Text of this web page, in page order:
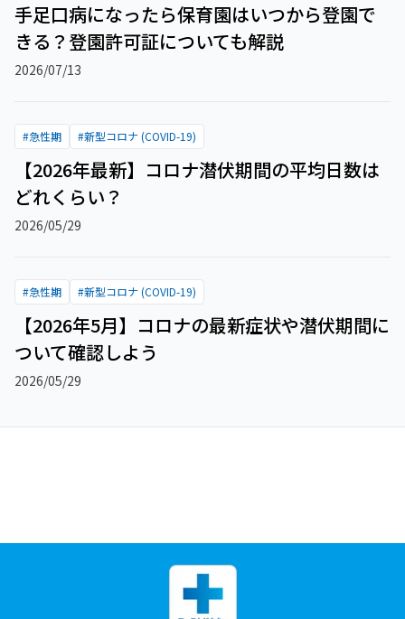
手足口病になったら保育園はいつから登園で
きる？登園許可証についても解説
2026/07/13
#急性期 #新型コロナ (COVID-19)
【2026年最新】コロナ潜伏期間の平均日数は
どれくらい？
2026/05/29
#急性期 #新型コロナ (COVID-19)
【2026年5月】コロナの最新症状や潜伏期間に
ついて確認しよう
2026/05/29